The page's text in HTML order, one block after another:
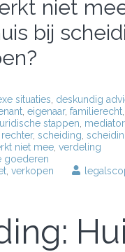
niet
bij
situaties deskundig
eigenaar, familierecht
stappen mediator,
rechter, scheiding
niet mee verdeling
goederen
verkopen